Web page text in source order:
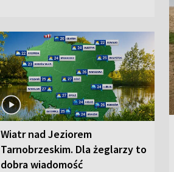
Wiatr nad Jeziorem
Tarnobrzeskim. Dla żeglarzy to
dobra wiadomość